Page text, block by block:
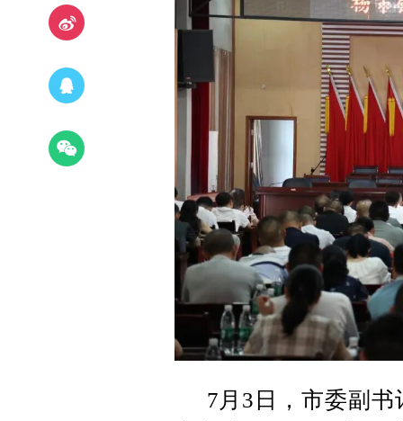
7月3日，市委副